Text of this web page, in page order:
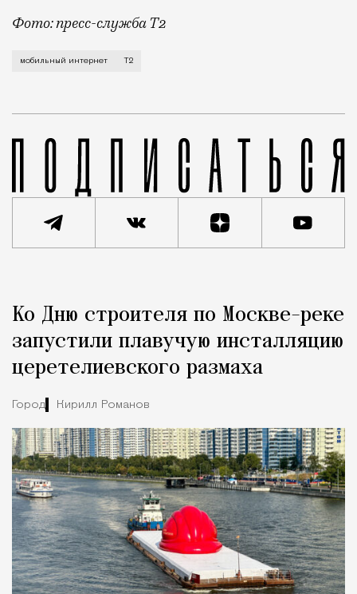
Фото: пресс-служба Т2
Мобильный оператор Т2 завершил работы по
мобильный интернет Т2
Город
Ко Дню строителя по Москве-реке
запустили плавучую инсталляцию
церетелиевского размаха
Город Кирилл Романов